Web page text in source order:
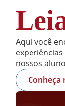
Aqui você
nossos
Conheça